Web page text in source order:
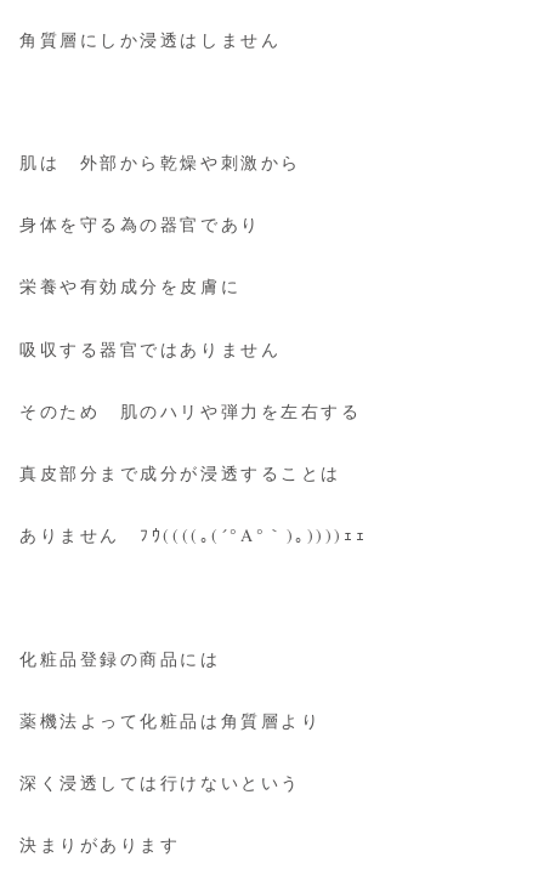
角質層にしか浸透はしません
肌は 外部から乾燥や刺激から
身体を守る為の器官であり
栄養や有効成分を皮膚に
吸収する器官ではありません
そのため 肌のハリや弾力を左右する
真皮部分まで成分が浸透することは
ありません ﾌｳ((((｡(´°Α°｀)｡))))ｪｪ
化粧品登録の商品には
薬機法よって化粧品は角質層より
深く浸透しては行けないという
決まりがあります